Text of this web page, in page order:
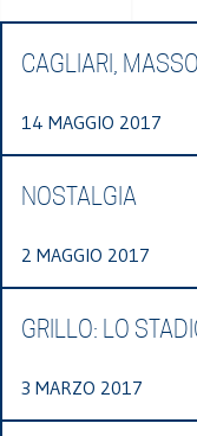
CAGLIARI,
14 MAGGIO 2017
NOSTALGIA
2 MAGGIO 2017
GRILLO: LO
3 MARZO 2017